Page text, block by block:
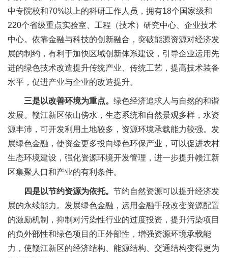
中专院校和70%以上的科研工作人员，拥有18个国家级和
220个省级重点实验室、工程（技术）研究中心、企业技术
中心。依靠金融与科技的创新融合，突破能源资源对经济发
展的制约，有利于加快区域创新体系建设，引导企业运用先
进的绿色技术改造提升传统产业、传统工艺，提高技术装备
水平，促进产业与企业的改造提升。
三是以改善环境为重点。 绿色经济追求人与自然的和谐
发展。赣江新区依山傍水，生态系统和自然景观多样，水资
源丰沛，可开发利用土地较多，资源环境承载能力较强。发
展绿色金融，使资金更多投向绿色环保产业，可以促进农村
生态环境建设，强化资源环境开发管理，进一步提升赣江新
区集聚人口和产业的有利条件。
四是以节约资源为依托。 节约自然资源可以提升经济发
展的永续能力。发展绿色金融，运用金融手段改变资源配置
的激励机制，抑制对污染性行业的过度投资，提升污染项目
的负外部性和绿色项目的正外部性，增强资源环境承载能
力，使赣江新区的经济结构、能源结构、交通结构变得更为